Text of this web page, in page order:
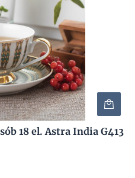
18 el. Astra India G413